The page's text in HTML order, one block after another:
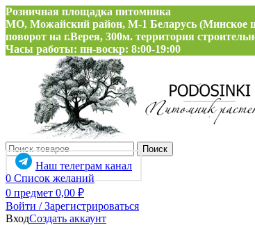
Розничная площадка питомника
МО, Можайский район, М-1 Беларусь (Минское
поворот на г.Верея, 300м. территория
Часы работы: пн-воскр: 8:00-19:00
Поиск
Наш телеграм канал
0 Список желаний
0 предмет 0,00 ₽
Войти / Зарегистрироваться
ВходСоздать аккаунт